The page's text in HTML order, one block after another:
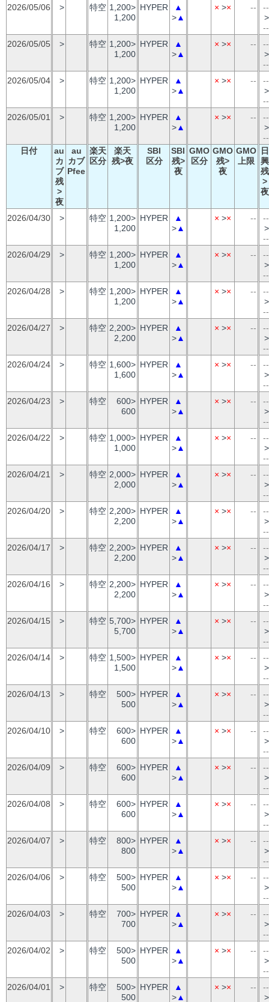
2026/05/06
> 特空 1,200>
1,200
HYPER
▲
>▲
× >× --
--
>
--
2026/05/05
> 特空 1,200>
1,200
HYPER
▲
>▲
× >× --
--
>
--
2026/05/04
> 特空 1,200>
1,200
HYPER
▲
>▲
× >× --
--
>
--
2026/05/01
> 特空 1,200>
1,200
HYPER
▲
>▲
× >× --
--
>
--
日付
au
カ
ブ
残
>
夜
au
カブ
Pfee
楽天
区分
楽天
残>夜
SBI
区分
SBI
残>
夜
GMO
区分
GMO
残>
夜
GMO
上限
日
興
残
>
夜
2026/04/30 > 特空 1,200>
1,200
HYPER
▲
>▲
× >× --
--
>
--
2026/04/29
> 特空 1,200>
1,200
HYPER
▲
>▲
× >× --
--
>
--
2026/04/28
> 特空 1,200>
1,200
HYPER
▲
>▲
× >× --
--
>
--
2026/04/27
> 特空 2,200>
2,200
HYPER
▲
>▲
× >× --
--
>
--
2026/04/24
> 特空 1,600>
1,600
HYPER
▲
>▲
× >× --
--
>
--
2026/04/23
> 特空
600>
600
HYPER
▲
>▲
× >× --
--
>
--
2026/04/22
> 特空 1,000>
1,000
HYPER
▲
>▲
× >× --
--
>
--
2026/04/21
> 特空 2,000>
2,000
HYPER
▲
>▲
× >× --
--
>
--
2026/04/20
> 特空 2,200>
2,200
HYPER
▲
>▲
× >× --
--
>
--
2026/04/17
> 特空 2,200>
2,200
HYPER
▲
>▲
× >× --
--
>
--
2026/04/16
> 特空 2,200>
2,200
HYPER
▲
>▲
× >× --
--
>
--
2026/04/15
> 特空 5,700>
5,700
HYPER
▲
>▲
× >× --
--
>
--
2026/04/14
> 特空 1,500>
1,500
HYPER
▲
>▲
× >× --
--
>
--
2026/04/13
> 特空
500>
500
HYPER
▲
>▲
× >× --
--
>
--
2026/04/10
> 特空
600>
600
HYPER
▲
>▲
× >× --
--
>
--
2026/04/09
> 特空
600>
600
HYPER
▲
>▲
× >× --
--
>
--
2026/04/08
> 特空
600>
600
HYPER
▲
>▲
× >× --
--
>
--
2026/04/07
> 特空
800>
800
HYPER
▲
>▲
× >× --
--
>
--
2026/04/06
> 特空
500>
500
HYPER
▲
>▲
× >× --
--
>
--
2026/04/03
> 特空
700>
700
HYPER
▲
>▲
× >× --
--
>
--
2026/04/02
> 特空
500>
500
HYPER
▲
>▲
× >× --
--
>
--
2026/04/01
> 特空
500>
500
HYPER
▲
>▲
× >× --
--
>